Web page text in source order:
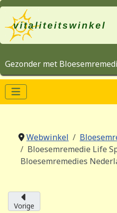
Gezonder met
Webwinkel
Bloesemremedie Life
Bloesemremedies
Vorige